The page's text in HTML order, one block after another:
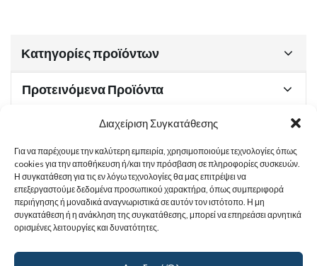
Διαχείριση Συγκατάθεσης
Για να παρέχουμε την καλύτερη εμπειρία, χρησιμοποιούμε τεχνολογίες όπως
cookies για την αποθήκευση ή/και την πρόσβαση σε πληροφορίες συσκευών.
Η συγκατάθεση για τις εν λόγω τεχνολογίες θα μας επιτρέψει να
επεξεργαστούμε δεδομένα προσωπικού χαρακτήρα, όπως συμπεριφορά
περιήγησης ή μοναδικά αναγνωριστικά σε αυτόν τον ιστότοπο. Η μη
συγκατάθεση ή η ανάκληση της συγκατάθεσης, μπορεί να επηρεάσει αρνητικά
ορισμένες λειτουργίες και δυνατότητες.
Κατηγορίες προϊόντων
Προτεινόμενα Προϊόντα
Χρήσιμα Έγγραφα
Sitemap
Στοιχεία Επικοινωνίας